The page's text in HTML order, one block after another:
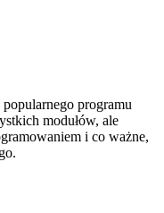
programu
modułów, ale
i co ważne,